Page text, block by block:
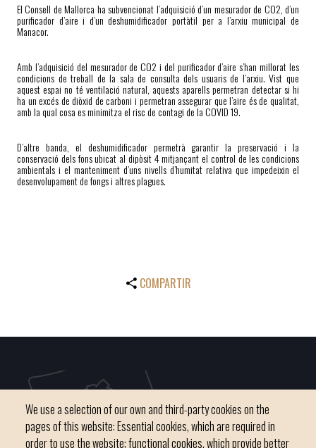
El Consell de Mallorca ha subvencionat l’adquisició d’un mesurador de CO2, d’un
purificador d’aire i d’un deshumidificador portàtil per a l’arxiu municipal de
Manacor.
Amb l’adquisició del mesurador de CO2 i del purificador d’aire s’han millorat les
condicions de treball de la sala de consulta dels usuaris de l’arxiu. Vist que
aquest espai no té ventilació natural, aquests aparells permetran detectar si hi
ha un excés de diòxid de carboni i permetran assegurar que l’aire és de qualitat,
amb la qual cosa es minimitza el risc de contagi de la COVID 19.
D’altre banda, el deshumidificador permetrà garantir la preservació i la
conservació dels fons ubicat al dipòsit 4 mitjançant el control de les condicions
ambientals i el manteniment d’uns nivells d’humitat relativa que impedeixin el
desenvolupament de fongs i altres plagues.
COMPARTIR
We use a selection of our own and third-party cookies on the
pages of this website: Essential cookies, which are required in
order to use the website; functional cookies, which provide better